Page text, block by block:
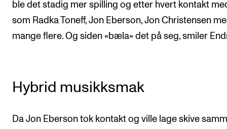
ble det stadig mer spilling og etter hvert kontakt
som Radka Toneff, Jon Eberson, Jon Christensen
mange flere. Og siden «bæla» det på seg, smiler
Hybrid musikksmak
Da Jon Eberson tok kontakt og ville lage skive